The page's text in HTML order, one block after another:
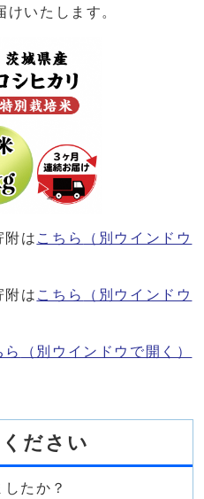
いたします。
附は こちら
（別ウインドウ
附は こちら
（別ウインドウ
ら （別ウインドウで開く）
ださい
たか？